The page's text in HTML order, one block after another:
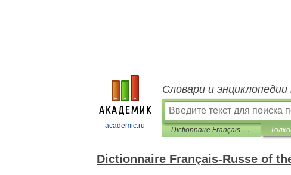
academic.ru
Словари и
Dictionnaire Français-Russe of the Pulp and Paper Industry
Dictionnaire Français-Russe of